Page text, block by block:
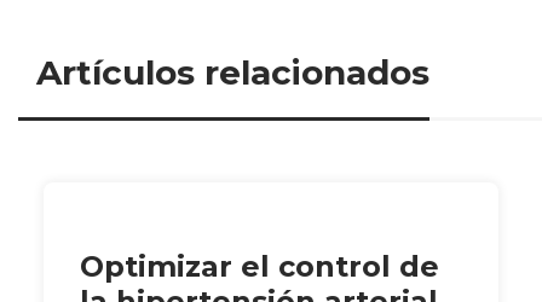
Artículos relacionados
Optimizar el control de